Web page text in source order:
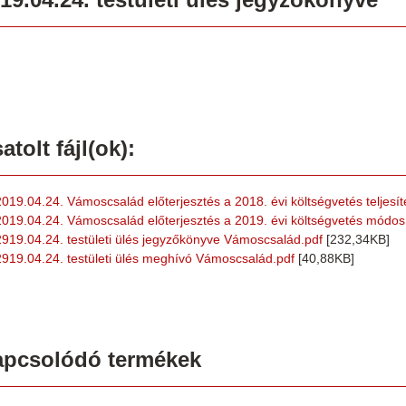
fájl(ok):
Vámoscsalád előterjesztés a 2018. évi költségvetés
Vámoscsalád előterjesztés a 2019. évi költségvetés
testületi ülés jegyzőkönyve Vámoscsalád.pdf [232,34KB]
testületi ülés meghívó Vámoscsalád.pdf [40,88KB]
termékek